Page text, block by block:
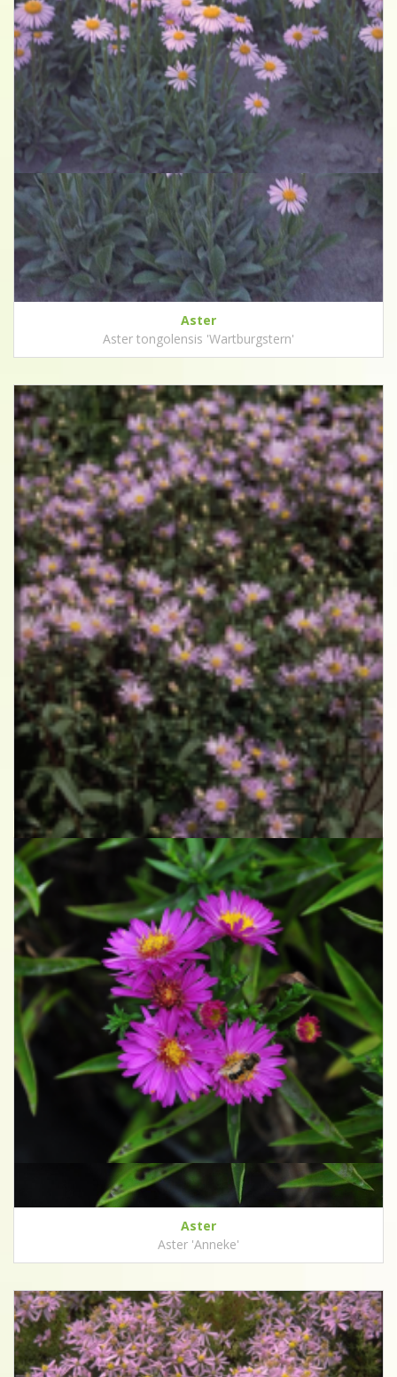
Aster
Aster tongolensis 'Wartburgstern'
Aster
Aster radula
Aster
Aster 'Anneke'